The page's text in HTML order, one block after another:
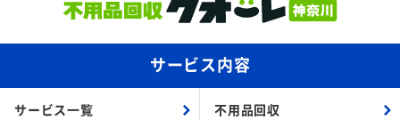
サービス内容
サービス一覧 不用品回収